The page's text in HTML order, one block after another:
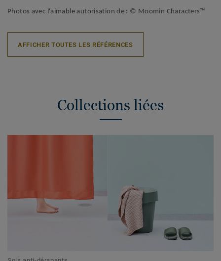
Photos avec l'aimable autorisation de : © Moomin Characters™
AFFICHER TOUTES LES RÉFÉRENCES
Collections liées